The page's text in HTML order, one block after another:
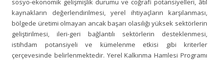
sosyo-ekonomik gelişmişlik durumu ve coğrafi potansiyelleri, âtıl
kaynakların değerlendirilmesi, yerel ihtiyaçların karşılanması,
bölgede üretimi olmayan ancak başarı olasılığı yüksek sektörlerin
geliştirilmesi, ileri-geri bağlantılı sektörlerin desteklenmesi,
istihdam potansiyeli ve kümelenme etkisi gibi kriterler
çerçevesinde belirlenmektedir. Yerel Kalkınma Hamlesi Programı